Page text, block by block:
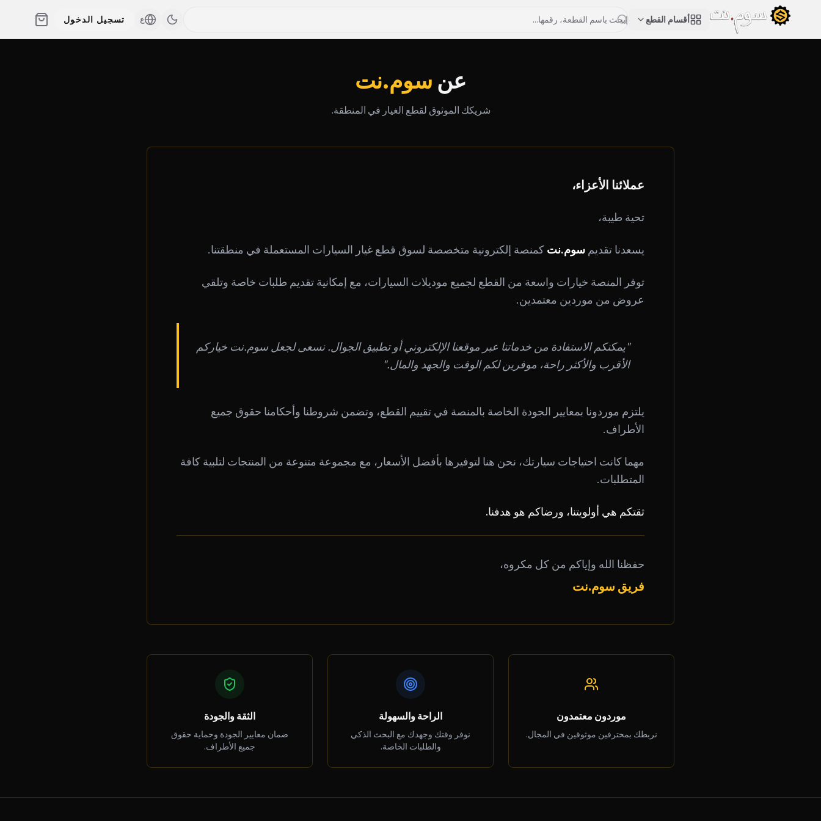
أقسام القطع ع تسجيل الدخول
عن سوم.نت
شريكك الموثوق لقطع الغيار في المنطقة.
عملائنا الأعزاء،
تحية طيبة،
يسعدنا تقديم سوم.نت كمنصة إلكترونية متخصصة لسوق قطع غيار السيارات المستعملة في منطقتنا.
توفر المنصة خيارات واسعة من القطع لجميع موديلات السيارات، مع إمكانية تقديم طلبات خاصة وتلقي
عروض من موردين معتمدين.
"يمكنكم الاستفادة من خدماتنا عبر موقعنا الإلكتروني أو تطبيق الجوال. نسعى لجعل سوم.نت خياركم
الأقرب والأكثر راحة، موفرين لكم الوقت والجهد والمال."
يلتزم موردونا بمعايير الجودة الخاصة بالمنصة في تقييم القطع، وتضمن شروطنا وأحكامنا حقوق جميع
الأطراف.
مهما كانت احتياجات سيارتك، نحن هنا لتوفيرها بأفضل الأسعار، مع مجموعة متنوعة من المنتجات لتلبية كافة
المتطلبات.
ثقتكم هي أولويتنا، ورضاكم هو هدفنا.
حفظنا الله وإياكم من كل مكروه،
فريق سوم.نت
موردون معتمدون
نربطك بمحترفين موثوقين في المجال.
الراحة والسهولة
نوفر وقتك وجهدك مع البحث الذكي
والطلبات الخاصة.
الثقة والجودة
ضمان معايير الجودة وحماية حقوق
جميع الأطراف.